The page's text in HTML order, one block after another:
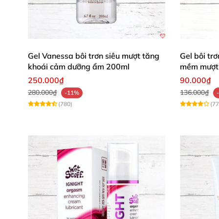
Kết nối và tối ưu trải nghiệm
Sẵn sàng nâng tầm khoái cảm với
Mua ngay hôm nay để khám phá trải
Bạn muốn thêm hay chỉnh sửa gì để bài viết
Gel Vanessa bôi trơn siêu mượt tăng
khoái cảm dưỡng ẩm 200ml
250.000₫
280.000₫
-11%
(780)
Gel bôi
mềm
90.000₫
136.000₫